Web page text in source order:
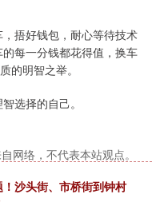
捂好钱包，耐心等待技术
每一分钱都花得值，换车
的明智之举。
选择的自己。
网络，不代表本站观点。
沙头街、市桥街到钟村